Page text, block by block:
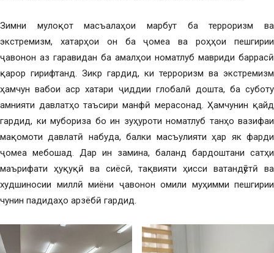
Зимни мулоқот масъалаҳои марбут ба терроризм ва
экстремизм, хатарҳои он ба ҷомеа ва роҳҳои пешгирии
ҷавонон аз гаравидан ба амалҳои номатлуб мавриди баррасӣ
қарор гирифтанд. Зикр гардид, ки терроризм ва экстремизм
ҳамчун вабои аср хатари ҷиддии глобалӣ дошта, ба суботу
амнияти давлатҳо таъсири манфӣ мерасонад. Ҳамчунин қайд
гардид, ки мубориза бо ин зуҳуроти номатлуб танҳо вазифаи
мақомоти давлатӣ набуда, балки масъулияти ҳар як фарди
ҷомеа мебошад. Дар ин замина, баланд бардоштани сатҳи
маърифати ҳуқуқӣ ва сиёсӣ, тақвияти ҳисси ватандӯстӣ ва
худшиносии миллӣ миёни ҷавонон омили муҳимми пешгирии
чунин падидаҳо арзёбӣ гардид.